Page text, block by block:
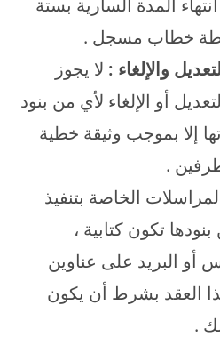
المدة السارية بستة
خطاب مسجل .
لا يجوز
أو الإلغاء لأي من بنود
إلا بموجب وثيقة خطية
.
الخاصة بتنفيذ
تكون كتابية ،
البريد على عناوين
العقد بشرط أن يكون
.